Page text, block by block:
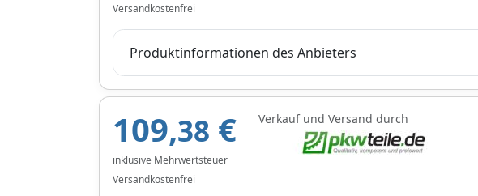
Versandkostenfrei
Produktinformationen des Anbieters
109,38 €
inklusive Mehrwertsteuer
Versandkostenfrei
Verkauf und Versand durch